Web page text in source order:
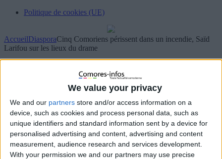
We value your privacy
We and our partners store and/or access information on a
device, such as cookies and process personal data, such as
unique identifiers and standard information sent by a device for
personalised advertising and content, advertising and content
measurement, audience research and services development.
With your permission we and our partners may use precise
Politique de cookies (UE)
AccueilDiasporaCinq Comoriens périssent dans un incendie, Saïd
Larifou sur les lieux du drame
Cinq Comoriens périssent dans un
incendie, Saïd Larifou sur les lieux du
8 juillet 2022 La Rédaction Diaspora 0